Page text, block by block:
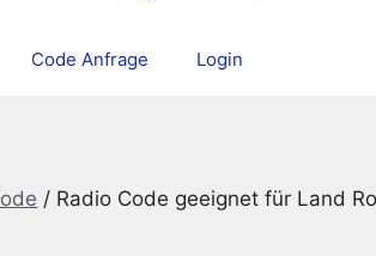
Code Anfrage Login
/ Radio Code geeignet für Land